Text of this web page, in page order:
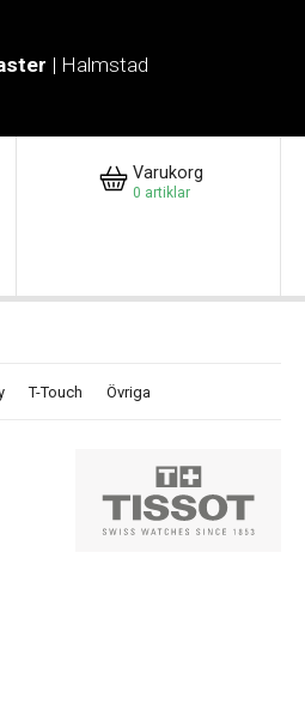
| Halmstad
Varukorg
0 artiklar
T-Touch Övriga